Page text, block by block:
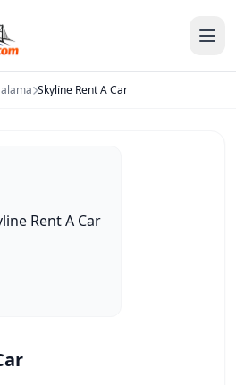
Skyli̇ne Rent A Car